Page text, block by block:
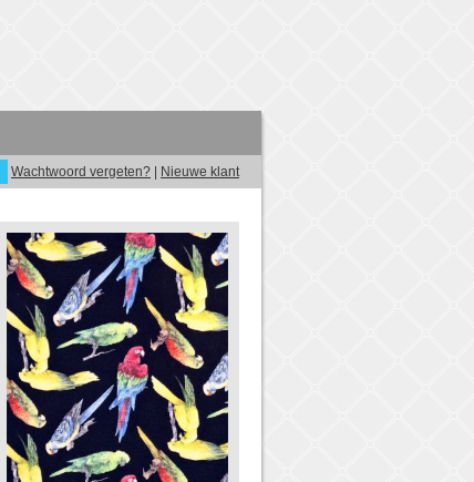
Wachtwoord vergeten? Nieuwe klant